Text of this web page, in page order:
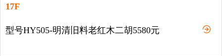
17F
型号HY505-明清旧料老红木二胡5580元